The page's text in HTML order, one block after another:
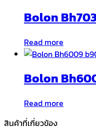
Bolon
Read more
Bolon
Read more
สินค้าที่เกี่ยวข้อง